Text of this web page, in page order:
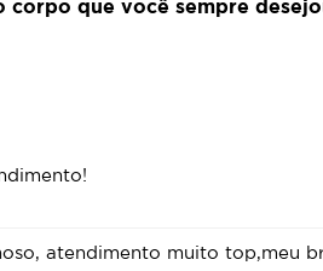
corpo que você sempre
atendimento muito top,meu